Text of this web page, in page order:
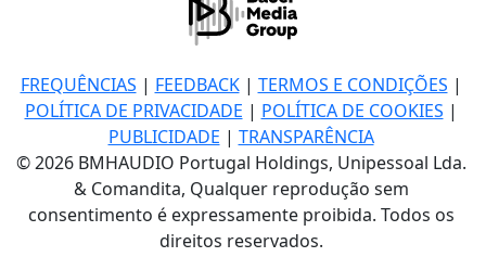
FREQUÊNCIAS | FEEDBACK| TERMOS E CONDIÇÕES |
POLÍTICA DE PRIVACIDADE | POLÍTICA DE COOKIES |
PUBLICIDADE | TRANSPARÊNCIA
© 2026 BMHAUDIO Portugal Holdings, Unipessoal Lda.
& Comandita, Qualquer reprodução sem
consentimento é expressamente proibida. Todos os
direitos reservados.